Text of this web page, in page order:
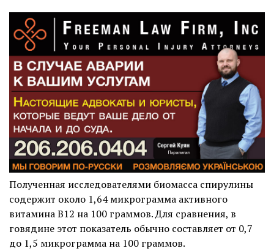
Полученная исследователями биомасса спирулины
содержит около 1,64 микрограмма активного
витамина B12 на 100 граммов. Для сравнения, в
говядине этот показатель обычно составляет от 0,7
до 1,5 микрограмма на 100 граммов.